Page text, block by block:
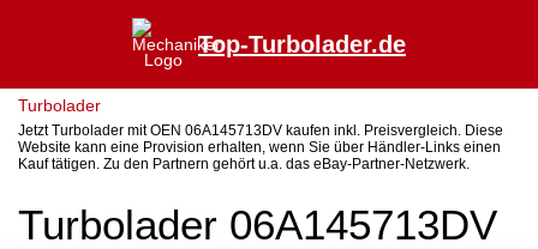
Top-Turbolader.de
Turbolader
Jetzt Turbolader mit OEN 06A145713DV kaufen inkl. Preisvergleich. Diese
Website kann eine Provision erhalten, wenn Sie über Händler-Links einen
Kauf tätigen. Zu den Partnern gehört u.a. das eBay-Partner-Netzwerk.
Turbolader 06A145713DV